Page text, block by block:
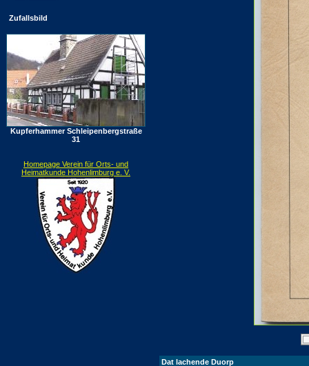
Zufallsbild
Kupferhammer Schleipenbergstraße
31
Homepage Verein für Orts- und
Heimatkunde Hohenlimburg e. V.
Dat lachende Duorp